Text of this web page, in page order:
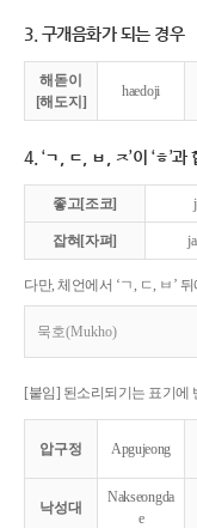
3. 구개음화가 되는 경우
해돋이
[해도지]
haedoji
4. ‘ㄱ, ㄷ, ㅂ, ㅈ’이 ‘ㅎ’
좋고[조코]
잡혀[자펴]
다만, 체언에서 ‘ㄱ, ㄷ, ㅂ’
묵호(Mukho)
[붙임] 된소리되기는 표기에
압구정 Apgujeong
낙성대
Nakseongda
e